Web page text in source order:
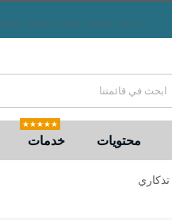
محتويات خدمات
★★★★★